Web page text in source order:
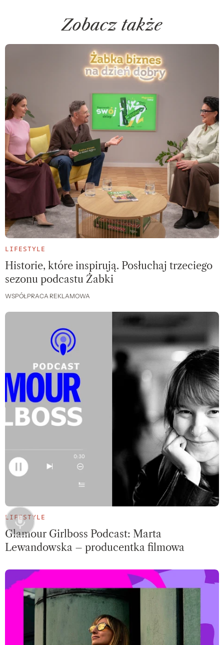
Zobacz także
LIFESTYLE
Historie, które inspirują. Posłuchaj trzeciego
sezonu podcastu Żabki
WSPÓŁPRACA REKLAMOWA
LIFESTYLE
Glamour Girlboss Podcast: Marta
Lewandowska – producentka filmowa